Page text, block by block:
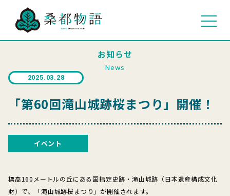
お知らせ
News
2025.03.28
「第60回滝山城跡桜まつり」開催！
イベント
標高160メートルの丘にある国指定史跡・滝山城跡（日本遺産構成文化
財）で、「滝山城跡桜まつり」が開催されます。